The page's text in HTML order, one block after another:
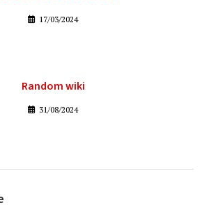
17/03/2024
Random wiki
31/08/2024